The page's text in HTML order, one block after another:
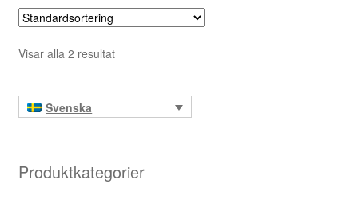
Visar alla 2 resultat
Svenska
Produktkategorier